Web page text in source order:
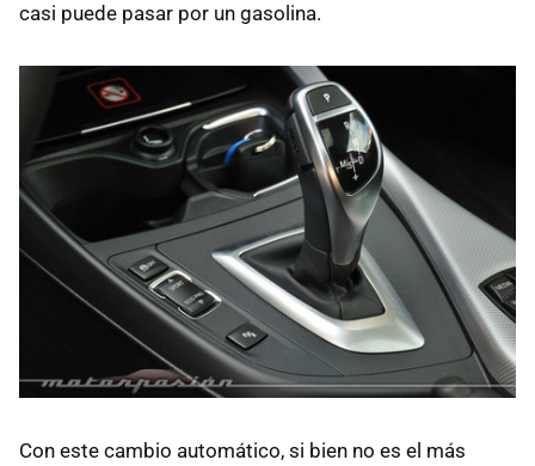
casi puede pasar por un gasolina.
Con este cambio automático, si bien no es el más